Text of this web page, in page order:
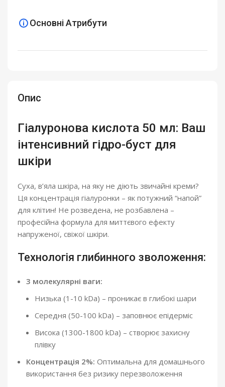
Опис
Гіалуронова кислота 50 мл: Ваш
інтенсивний гідро-буст для
шкіри
Суха, в’яла шкіра, на яку не діють звичайні креми?
Ця концентрація гіалуронки – як потужний “напой”
для клітин! Не розведена, не розбавлена –
професійна формула для миттєвого ефекту
напруженої, свіжої шкіри.
Технологія глибинного зволоження:
3 молекулярні ваги:
Низька (1-10 kDa) – проникає в глибокі шари
Середня (50-100 kDa) – заповнює епідерміс
Висока (1300-1800 kDa) – створює захисну
плівку
Концентрація 2%: Оптимальна для домашнього
використання без ризику перезволоження
Основні Атрибути